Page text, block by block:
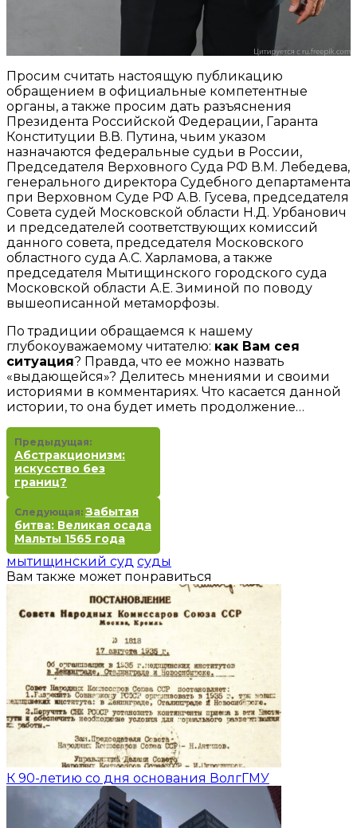
Просим считать настоящую публикацию
обращением в официальные компетентные
органы, а также просим дать разъяснения
Президента Российской Федерации, Гаранта
Конституции В.В. Путина, чьим указом
назначаются федеральные судьи в России,
Председателя Верховного Суда РФ В.М. Лебедева,
генерального директора Судебного департамента
при Верховном Суде РФ А.В. Гусева, председателя
Совета судей Московской области Н.Д. Урбанович
и председателей соответствующих комиссий
данного совета, председателя Московского
областного суда А.С. Харламова, а также
председателя Мытищинского городского суда
Московской области А.Е. Зиминой по поводу
вышеописанной метаморфозы.
По традиции обращаемся к нашему
глубокоуважаемому читателю: как Вам сея
ситуация? Правда, что ее можно назвать
«выдающейся»? Делитесь мнениями и своими
историями в комментариях. Что касается данной
истории, то она будет иметь продолжение…
Предыдущая:
Абстракционизм:
искусство без
границ?
Следующая: Забытая
битва: Великая осада
Мальты 1565 года
мытищинский суд суды
Вам также может понравиться
К 90-летию со дня основания ВолгГМУ